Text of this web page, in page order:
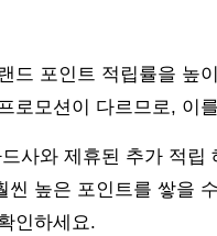
드 포인트 적립률을 높
로모션이 다르므로, 이
사와 제휴된 추가 적립
씬 높은 포인트를 쌓을
인하세요.